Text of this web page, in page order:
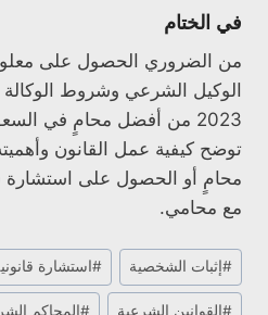
في الختام
من الضروري الحصول على
الوكيل الشرعي وشروط
2023 من أفضل محامٍ في
توضح كيفية عمل القانون
محامٍ أو الحصول على استشارة
مع محامي.
وسوم
المقال:
#إثبات الشخصية #استشارة
#القوانين الشرعية #المحاكم